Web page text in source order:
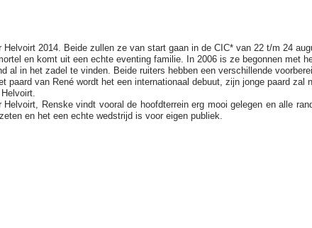
2014. Beide zullen ze van start gaan in de CIC* van 22 t/m 24
en komt uit een echte eventing familie. In 2006 is ze begonnen met
al in het zadel te vinden. Beide ruiters hebben een verschillende
paard van René wordt het een internationaal debuut, zijn jonge paard
Helvoirt, Renske vindt vooral de hoofdterrein erg mooi gelegen en alle
en het een echte wedstrijd is voor eigen publiek.